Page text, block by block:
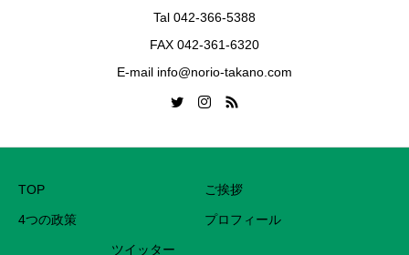
Tal 042-366-5388
FAX 042-361-6320
E-mail info@norio-takano.com
TOP ご挨拶
4つの政策 プロフィール
ツイッター